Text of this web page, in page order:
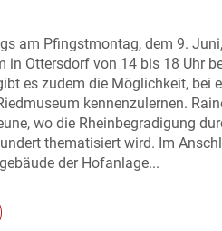
am Pfingstmontag, dem 9.
in Ottersdorf von 14 bis 18 Uhr
es zudem die Möglichkeit, bei
kennenzulernen.
wo die Rheinbegradigung
thematisiert wird. Im
der Hofanlage...